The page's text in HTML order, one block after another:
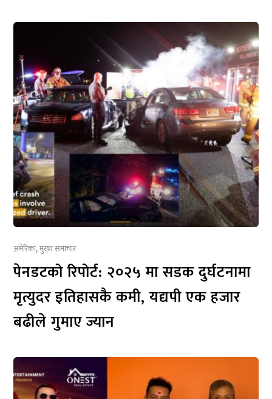
अमेरिका,मुख्य समाचार
पेनडटको रिपोर्ट: २०२५ मा सडक दुर्घटनामा
मृत्युदर इतिहासकै कमी, यद्यपी एक हजार
बढीले गुमाए ज्यान